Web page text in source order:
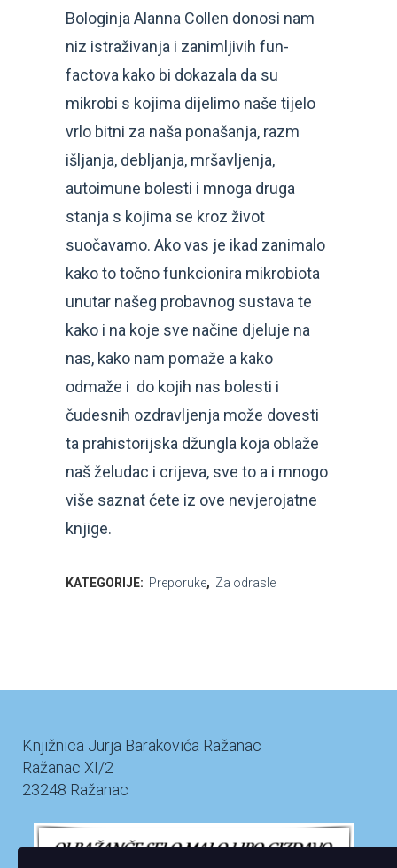
Bologinja Alanna Collen donosi nam
niz istraživanja i zanimljivih fun-
factova kako bi dokazala da su
mikrobi s kojima dijelimo naše tijelo
vrlo bitni za naša ponašanja, razm
išljanja, debljanja, mršavljenja,
autoimune bolesti i mnoga druga
stanja s kojima se kroz život
suočavamo. Ako vas je ikad zanimalo
kako to točno funkcionira mikrobiota
unutar našeg probavnog sustava te
kako i na koje sve načine djeluje na
nas, kako nam pomaže a kako
odmaže i do kojih nas bolesti i
čudesnih ozdravljenja može dovesti
ta prahistorijska džungla koja oblaže
naš želudac i crijeva, sve to a i mnogo
više saznat ćete iz ove nevjerojatne
knjige.
KATEGORIJE: Preporuke, Za odrasle
Knjižnica Jurja Barakovića Ražanac
Ražanac XI/2
23248 Ražanac